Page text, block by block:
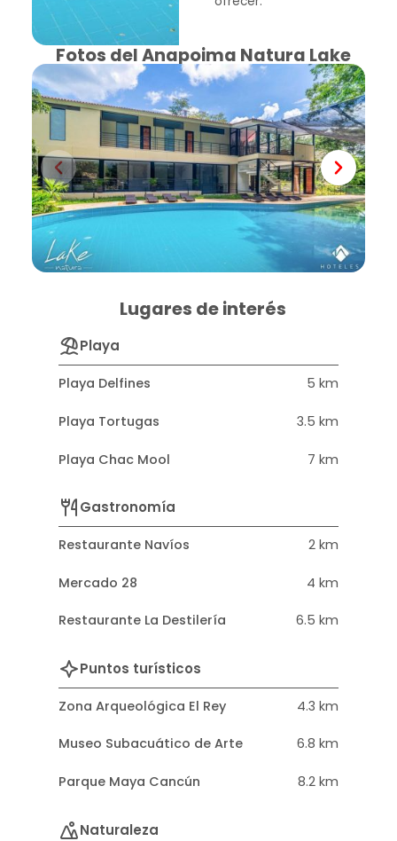
Fotos del Anapoima Natura Lake
Lugares de interés
Playa
Playa Delfines 5 km
Playa Tortugas 3.5 km
Playa Chac Mool 7 km
Gastronomía
Restaurante Navíos 2 km
Mercado 28 4 km
Restaurante La Destilería 6.5 km
Puntos turísticos
Zona Arqueológica El Rey 4.3 km
Museo Subacuático de Arte 6.8 km
Parque Maya Cancún 8.2 km
Naturaleza